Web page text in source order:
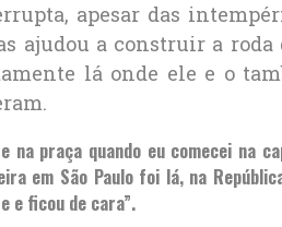
apesar das
ajudou a construir a
lá onde ele e o
na praça quando eu comecei na
em São Paulo foi lá, na
e ficou de cara”.